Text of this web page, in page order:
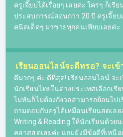
คอร์สเรียน IELTS ออนไลน์ข
คลิปการสอนได้ผ่านทางออนไลน์
เรียบร้อยแล้ว จะสามารถ Log in
สามารถเลือกเวลาเรียนเองได้ ห
(ภายในระยะเวลาของคอร์ส)
เหมาะสำหรับผู้ที่มีข้อจำกัดในเรื่อง
การเดินทาง เพราะการเรียน
ทุกที่ทุกเวลา หากมีอุปกรณ์ที่สามา
ครูเจี๊ยบได้เรื่อยๆ เลยค่ะ ใครๆ ก็เรี
ประสบการณ์สอนกว่า 20 ปี ครูเจี๊ย
คนิคเด็ดๆ มาช่วยทุกคนเพียบเลยค่ะ
เรียนออนไลน์จะดีหรอ? จะเ
ดีมากๆ ค่ะ ดีที่สุด! เรียนออนไลน์ จะ
นักเรียนไทยในต่างประเทศเลือกเรี
ไม่ทันก็ไม่ต้องกังวลสามารถย้อนไป
ถามตอบกับครูได้เหมือนเรียนสดเล
Writing & Reading ให้นักเรียนด้วย
คลาสสดเลยค่ะ แถมยังมีข้อดีที่เหนื